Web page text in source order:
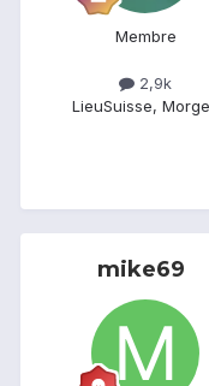
Membre
2,9k
LieuSuisse,
mike69